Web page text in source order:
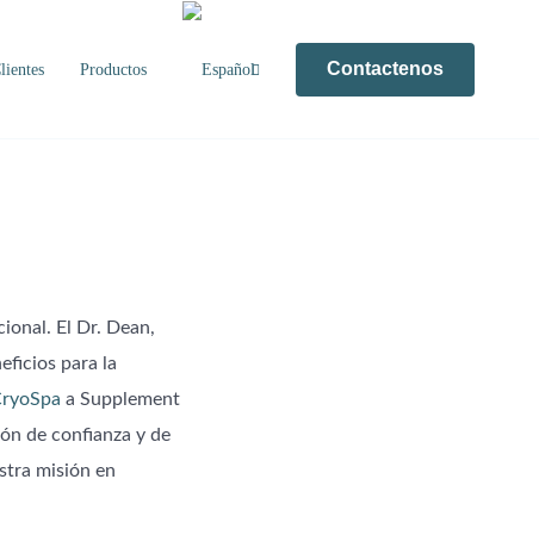
Productos Contactenos
El Dr. Dean,
para la
a Supplement
de confianza y de
misión en